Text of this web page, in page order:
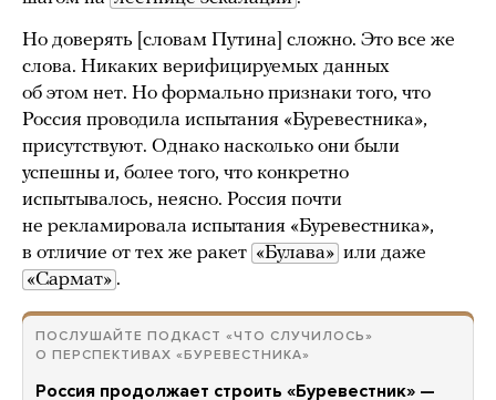
Но доверять [словам Путина] сложно. Это все же
слова. Никаких верифицируемых данных
об этом нет. Но формально признаки того, что
Россия проводила испытания «Буревестника»,
присутствуют. Однако насколько они были
успешны и, более того, что конкретно
испытывалось, неясно. Россия почти
не рекламировала испытания «Буревестника»,
в отличие от тех же ракет «Булава» или даже
«Сармат» .
ПОСЛУШАЙТЕ ПОДКАСТ «ЧТО СЛУЧИЛОСЬ»
О ПЕРСПЕКТИВАХ «БУРЕВЕСТНИКА»
Россия продолжает строить «Буревестник» —